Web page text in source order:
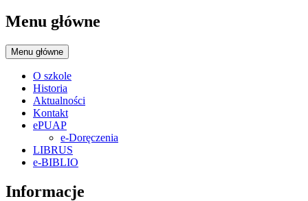
Menu główne
Menu główne
O szkole
Historia
Aktualności
Kontakt
ePUAP
e-Doręczenia
LIBRUS
e-BIBLIO
Informacje